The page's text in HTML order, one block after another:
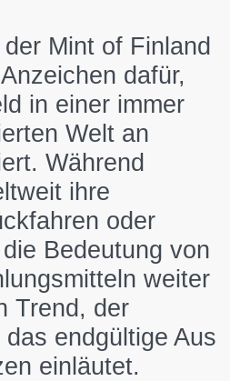
Mint of Finland
dafür,
in einer immer
Welt an
Während
ihre
oder
Bedeutung von
weiter
Trend, der
endgültige Aus
einläutet.